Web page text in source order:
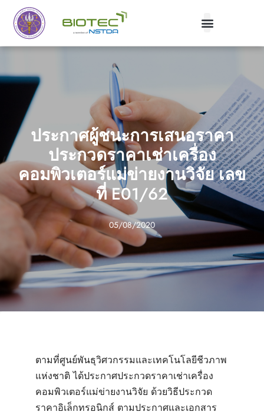
ประกาศผู้ชนะการเสนอราคา
ประกวดราคาเช่าเครื่อง
คอมพิวเตอร์แม่ข่ายงานวิจัย เลข
ที่ E01/62
05/08/2020
ตามที่ศูนย์พันธุวิศวกรรมและเทคโนโลยีชีวภาพ
แห่งชาติ ได้ประกาศประกวดราคาเช่าเครื่อง
คอมพิวเตอร์แม่ข่ายงานวิจัย ด้วยวิธีประกวด
ราคาอิเล็กทรอนิกส์ ตามประกาศและเอกสาร